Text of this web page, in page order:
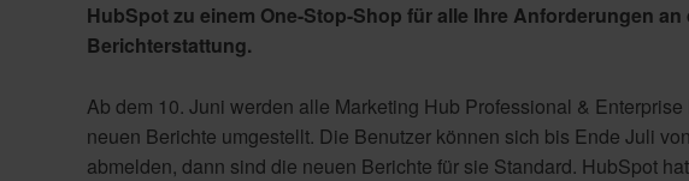
HubSpot zu einem One-Stop-Shop für alle Ihre Anforderungen an
Berichterstattung.
Ab dem 10. Juni werden alle Marketing Hub Professional &
neuen Berichte umgestellt. Die Benutzer können sich bis Ende Juli
abmelden, dann sind die neuen Berichte für sie Standard. HubSpot